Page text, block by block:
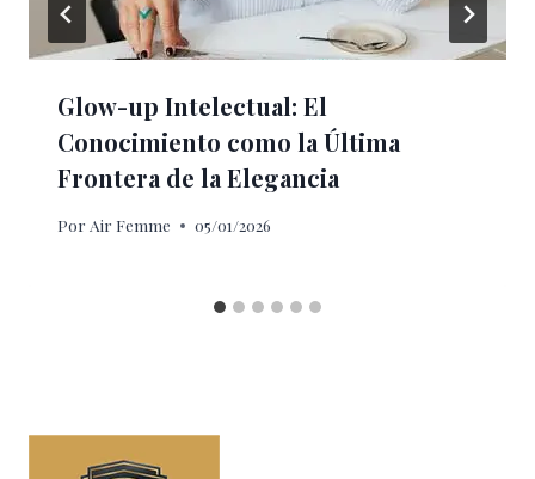
Glow-up Intelectual: El
Conocimiento como la Última
Frontera de la Elegancia
Por Air Femme 05/01/2026